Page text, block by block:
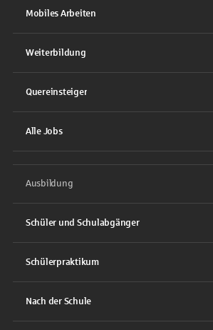
Mobiles Arbeiten
Weiterbildung
Quereinsteiger
Alle Jobs
Ausbildung
Schüler und Schulabgänger
Schülerpraktikum
Nach der Schule